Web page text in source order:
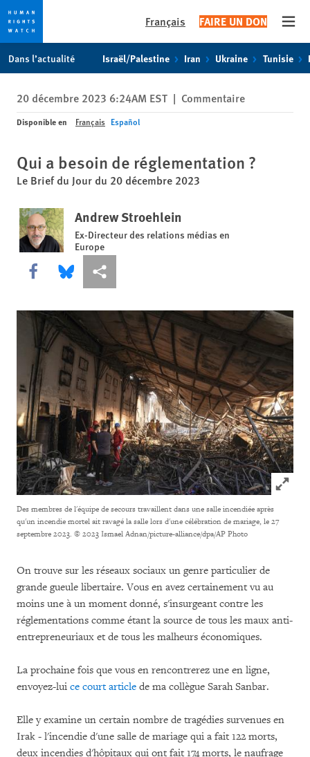
to
privacy
notice
to
content
Français FAIRE UN DON
Dans l’actualité Israël/Palestine Iran Ukraine Tunisie
20 décembre 2023 6:24AM EST | Commentaire
Disponible en Français Español
Qui a besoin de réglementation ?
Le Brief du Jour du 20 décembre 2023
Andrew Stroehlein
Ex-Directeur des relations médias en
Europe
Share this via Facebook
Share this via Bluesky
Share this via Partagez
Click to
Des membres de l'équipe de secours travaillent dans une salle incendiée après
qu'un incendie mortel ait ravagé la salle lors d'une célébration de mariage, le 27
septembre 2023. © 2023 Ismael Adnan/picture-alliance/dpa/AP Photo
On trouve sur les réseaux sociaux un genre particulier de
grande gueule libertaire. Vous en avez certainement vu au
moins une à un moment donné, s'insurgeant contre les
réglementations comme étant la source de tous les maux anti-
entrepreneuriaux et de tous les malheurs économiques.
La prochaine fois que vous en rencontrerez une en ligne,
envoyez-lui ce court article de ma collègue Sarah Sanbar.
Elle y examine un certain nombre de tragédies survenues en
Irak - l'incendie d'une salle de mariage qui a fait 122 morts,
deux incendies d'hôpitaux qui ont fait 174 morts, le naufrage